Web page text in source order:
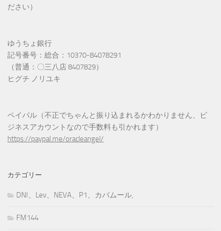
ださい）
ゆうちょ銀行
記号番号：総合：10370-84078291
（普通：〇三八店 8407829）
ヒグチ ノリユキ
ペイパル（不正でちゃんと振り込まれるかわかりません、ビ
ジネスアカウントなので手数料も引かれます）
https://paypal.me/oracleangel/
カテゴリー
DNI、Lev、NEVA、P1、カバムール,
FM144